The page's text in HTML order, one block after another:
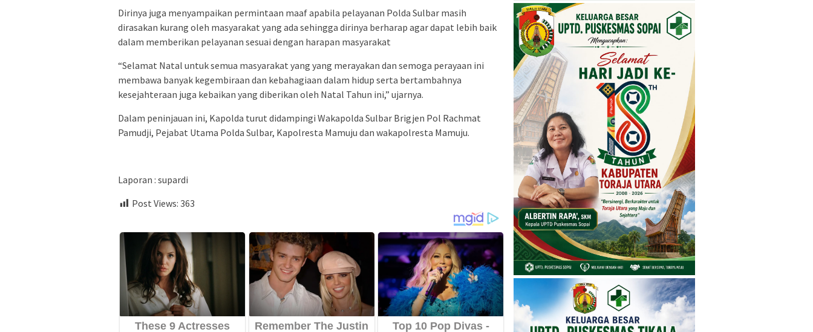
Dirinya juga menyampaikan permintaan maaf apabila pelayanan Polda Sulbar masih
dirasakan kurang oleh masyarakat yang ada sehingga dirinya berharap agar dapat lebih baik
dalam memberikan pelayanan sesuai dengan harapan masyarakat
“Selamat Natal untuk semua masyarakat yang yang merayakan dan semoga perayaan ini
membawa banyak kegembiraan dan kebahagiaan dalam hidup serta bertambahnya
kesejahteraan juga kebaikan yang diberikan oleh Natal Tahun ini,” ujarnya.
Dalam peninjauan ini, Kapolda turut didampingi Wakapolda Sulbar Brigjen Pol Rachmat
Pamudji, Pejabat Utama Polda Sulbar, Kapolresta Mamuju dan wakapolresta Mamuju.
Laporan : supardi
Post Views: 363